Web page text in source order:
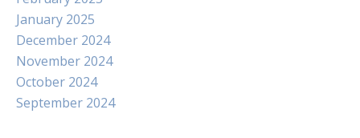
January 2025
December 2024
November 2024
October 2024
September 2024